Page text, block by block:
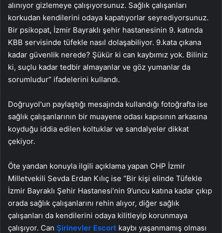
alınıyor gizlemeye çalışıyorsunuz. Sağlık çalışanları
korkudan kendilerini odaya kapatıyorlar seyrediyorsunuz.
Bir psikopat, İzmir Bayraklı şehir hastanesinin 9. katında
KBB servisinde tüfekle nasıl dolaşabiliyor. 9.kata çıkana
kadar güvenlik nerede? Şükür ki can kaybımız yok. Biliniz
ki, suçlu kadar tedbir almayanlar ve göz yumanlar da
sorumludur” ifadelerini kullandı.
Doğruyol'un paylaştığı mesajında kullandığı fotoğrafta ise
sağlık çalışanlarının bir muayene odası kapısının arkasına
koyduğu iddia edilen koltuklar ve sandalyeler dikkat
çekiyor.
Öte yandan konuyla ilgili açıklama yapan CHP İzmir
Milletvekili Sevda Erdan Kılıç ise “Bir kişi elinde Tüfekle
İzmir Bayraklı Şehir Hastanesi’nin 9’uncu katına kadar çıkıp
orada sağlık çalışanlarını rehin alıyor, diğer sağlık
çalışanları da kendilerini odaya kilitleyip korunmaya
çalışıyor. Can Şirinevler Escort kaybı yaşanmamış olması